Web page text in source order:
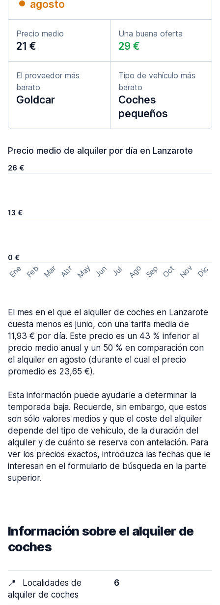
agosto
Precio medio
21 €
Una buena oferta
29 €
El proveedor más
barato
Goldcar
Tipo de vehículo más
barato
Coches
pequeños
Precio medio de alquiler por día en Lanzarote
26 €
13 €
0 €
Ene Feb Mar Abr May Jun Jul Ago Sep Oct Nov Dic
El mes en el que el alquiler de coches en Lanzarote
cuesta menos es junio, con una tarifa media de
11,93 € por día. Este precio es un 43 % inferior al
precio medio anual y un 50 % en comparación con
el alquiler en agosto (durante el cual el precio
promedio es 23,65 €).
Esta información puede ayudarle a determinar la
temporada baja. Recuerde, sin embargo, que estos
son sólo valores medios y que el coste del alquiler
depende del tipo de vehículo, de la duración del
alquiler y de cuánto se reserva con antelación. Para
ver los precios exactos, introduzca las fechas que le
interesan en el formulario de búsqueda en la parte
superior.
Información sobre el alquiler de
coches
📍
Localidades de
alquiler de coches
6